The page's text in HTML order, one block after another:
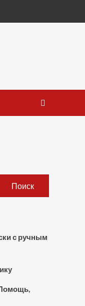
Поиск
с ручным